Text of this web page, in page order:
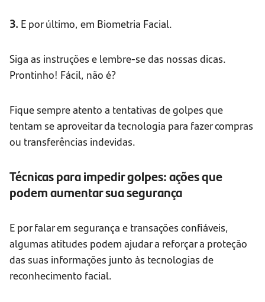
3. E por último, em Biometria Facial.
Siga as instruções e lembre-se das nossas dicas.
Prontinho! Fácil, não é?
Fique sempre atento a tentativas de golpes que
tentam se aproveitar da tecnologia para fazer compras
ou transferências indevidas.
Técnicas para impedir golpes: ações que
podem aumentar sua segurança
E por falar em segurança e transações confiáveis,
algumas atitudes podem ajudar a reforçar a proteção
das suas informações junto às tecnologias de
reconhecimento facial.